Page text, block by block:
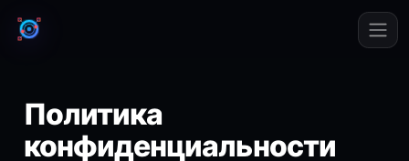
Политика
конфиденциальности